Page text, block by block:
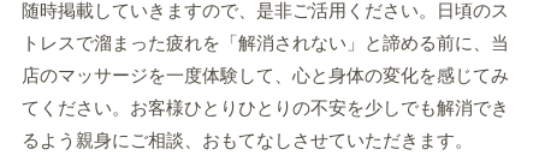
随時掲載していきますので、是非ご活用ください。日頃のス
トレスで溜まった疲れを「解消されない」と諦める前に、当
店のマッサージを一度体験して、心と身体の変化を感じてみ
てください。お客様ひとりひとりの不安を少しでも解消でき
るよう親身にご相談、おもてなしさせていただきます。